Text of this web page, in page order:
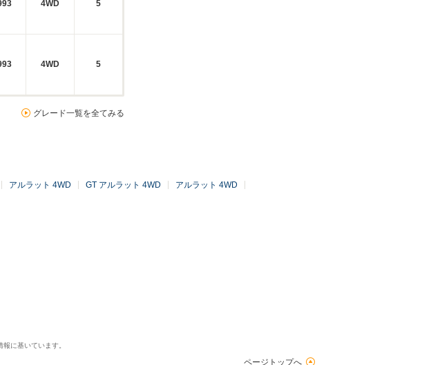
4WD 5
4WD 5
グレード一覧を全てみる
アルラット 4WD GT アルラット 4WD
アルラット 4WD
に基いています。
ページトップへ